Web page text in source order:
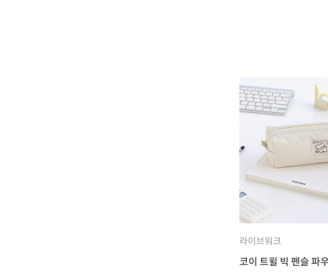
라이브워크
코이 트윌 빅 펜슬 파